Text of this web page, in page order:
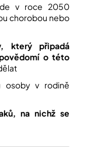
v roce 2050
chorobou nebo
který připadá
o této
osoby v rodině
na nichž se